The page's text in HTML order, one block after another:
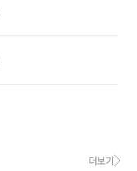
더보기